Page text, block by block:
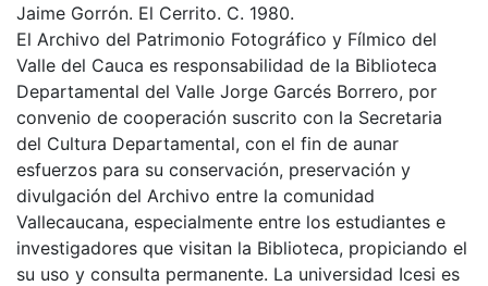
Jaime Gorrón. El Cerrito. C. 1980.
El Archivo del Patrimonio Fotográfico y Fílmico del
Valle del Cauca es responsabilidad de la Biblioteca
Departamental del Valle Jorge Garcés Borrero, por
convenio de cooperación suscrito con la Secretaria
del Cultura Departamental, con el fin de aunar
esfuerzos para su conservación, preservación y
divulgación del Archivo entre la comunidad
Vallecaucana, especialmente entre los estudiantes e
investigadores que visitan la Biblioteca, propiciando el
su uso y consulta permanente. La universidad Icesi es